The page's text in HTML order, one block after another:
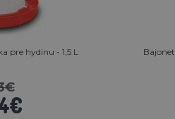
pre hydinu - 1,5 L